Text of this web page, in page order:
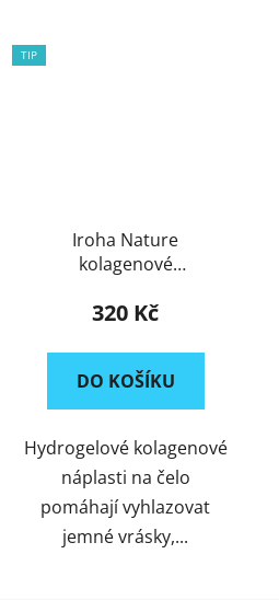
TIP
Iroha Nature
kolagenové
na čelo
320 Kč
DO KOŠÍKU
Hydrogelové kolagenové
náplasti na čelo
pomáhají vyhlazovat
jemné vrásky,...